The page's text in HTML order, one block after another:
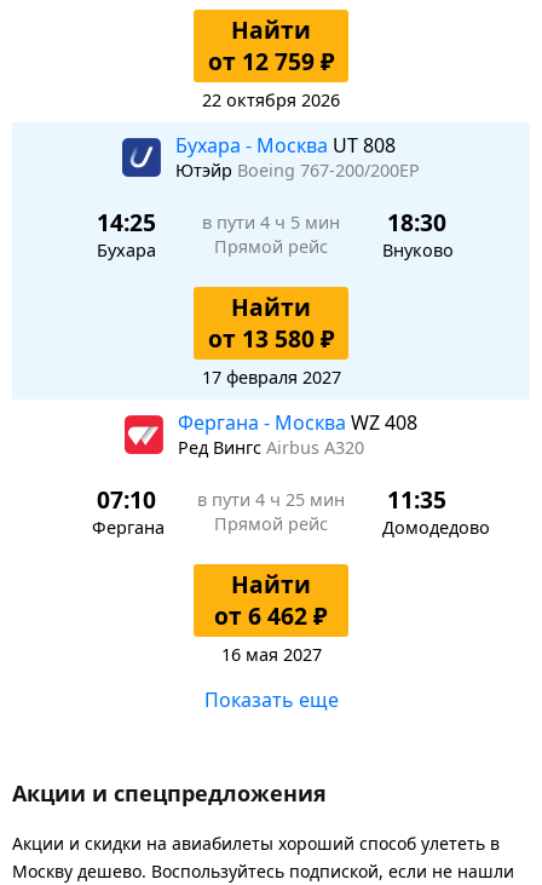
Найти
от 12 759 ₽
22 октября 2026
Бухара - Москва UT 808
Ютэйр Boeing 767-200/200ЕР
14:25
Бухара
в пути 4 ч 5 мин
Прямой рейс
18:30
Внуково
Найти
от 13 580 ₽
17 февраля 2027
Фергана - Москва WZ 408
Ред Вингс Airbus A320
07:10
Фергана
в пути 4 ч 25 мин
Прямой рейс
11:35
Домодедово
Найти
от 6 462 ₽
16 мая 2027
Показать еще
Акции и спецпредложения
Акции и скидки на авиабилеты хороший способ улететь в
Москву дешево. Воспользуйтесь подпиской, если не нашли